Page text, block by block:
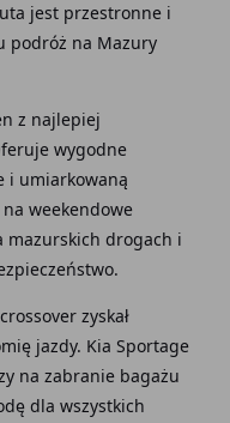
jest przestronne i
podróż na Mazury
z najlepiej
wygodne
i umiarkowaną
weekendowe
mazurskich drogach i
zyskał
jazdy. Kia Sportage
na zabranie bagażu
dla wszystkich